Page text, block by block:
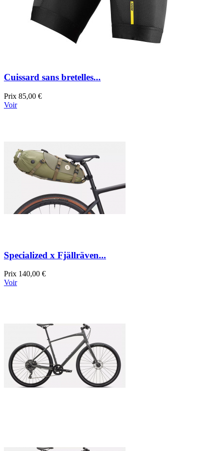
Cuissard sans bretelles...
Prix 85,00 €
Voir
Specialized x Fjällräven...
Prix 140,00 €
Voir